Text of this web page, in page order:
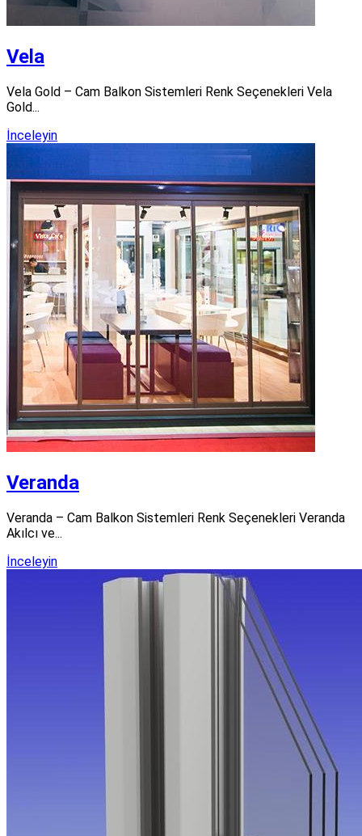
Vela
Vela Gold – Cam Balkon Sistemleri Renk Seçenekleri Vela
Gold...
İnceleyin
Veranda
Veranda – Cam Balkon Sistemleri Renk Seçenekleri Veranda
Akılcı ve...
İnceleyin